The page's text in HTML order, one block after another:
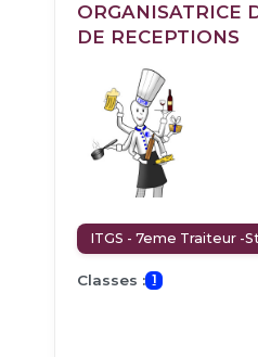
ORGANISATRICE
DE RECEPTIONS
ITGS - 7eme Traiteur -
Classes : 1